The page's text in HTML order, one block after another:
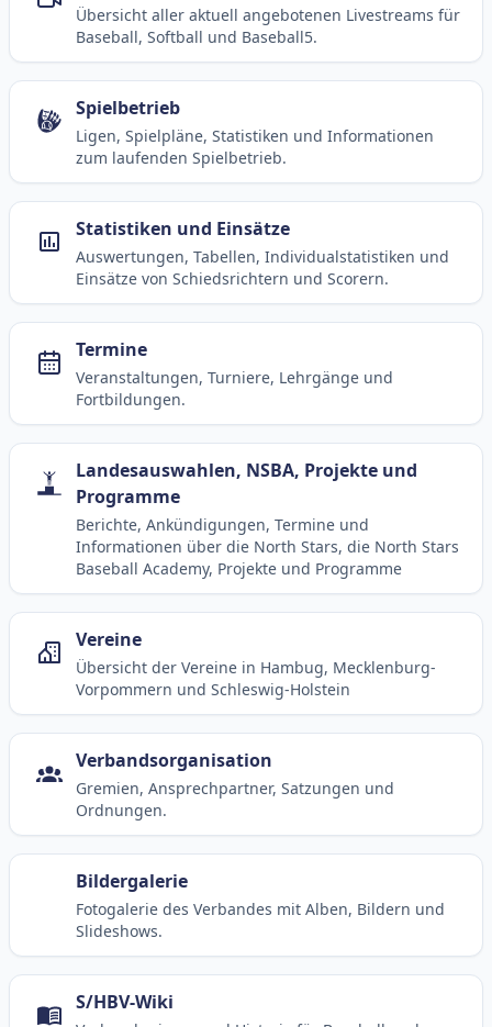
Übersicht aller aktuell angebotenen Livestreams für
Baseball, Softball und Baseball5.
Spielbetrieb
Ligen, Spielpläne, Statistiken und Informationen
zum laufenden Spielbetrieb.
Statistiken und Einsätze
Auswertungen, Tabellen, Individualstatistiken und
Einsätze von Schiedsrichtern und Scorern.
Termine
Veranstaltungen, Turniere, Lehrgänge und
Fortbildungen.
Landesauswahlen, NSBA, Projekte und
Programme
Berichte, Ankündigungen, Termine und
Informationen über die North Stars, die North Stars
Baseball Academy, Projekte und Programme
Vereine
Übersicht der Vereine in Hambug, Mecklenburg-
Vorpommern und Schleswig-Holstein
Verbandsorganisation
Gremien, Ansprechpartner, Satzungen und
Ordnungen.
Bildergalerie
Fotogalerie des Verbandes mit Alben, Bildern und
Slideshows.
S/HBV-Wiki